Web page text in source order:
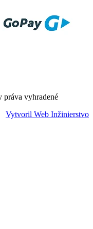
vyhradené
Vytvoril Web Inžinierstvo